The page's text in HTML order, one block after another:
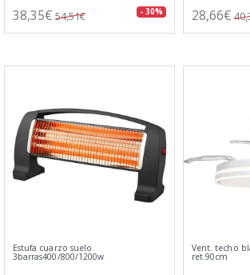
38,35€ 54,51€ - 30% 28,66€
Estufa cuarzo suelo
3barras400/800/1200w
Vent. techo
ret.90cm